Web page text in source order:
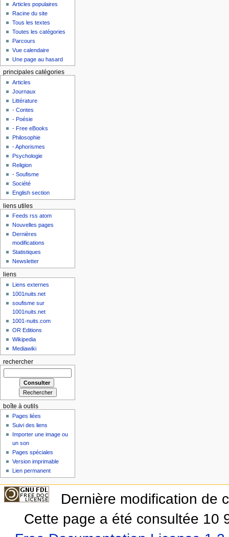
Articles populaires
Racine du site
Tous les textes
Toutes les catégories
Parcours
Vue calendaire
Une page au hasard
principales catégories
Articles
Journaux
Littérature
- Contes
- Poésie
- Free eBooks
Philosophie
- Aphorismes
Psychologie
Religion
- Soufisme
Société
English section
liens utiles
Feeds rss atom
Nouvelles pages
Dernières
modifications
Statistiques
Newsletter
liens
Liens externes
1001nuits.net
soufisme sur
1001nuits.net
1001-nuits.com
OR Editions
Wikipedia
Mediawiki
rechercher
boîte à outils
Pages liées
Suivi des liens
Importer une image ou
un son
Pages spéciales
Version imprimable
Lien permanent
Dernière modification de
Cette page a été consultée 10